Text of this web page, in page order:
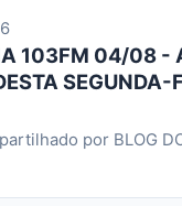
103FM 04/08 -
SEGUNDA-
por BLOG